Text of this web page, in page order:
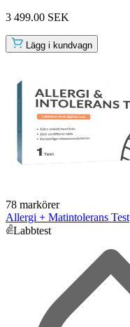
3 499.00 SEK
Lägg i kundvagn
78 markörer
Allergi + Matintolerans Test
Labbtest